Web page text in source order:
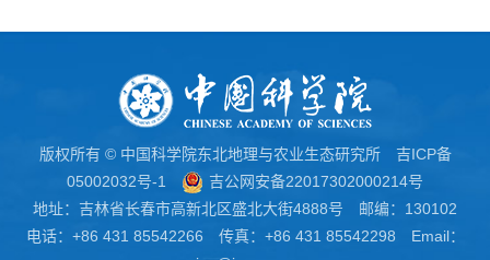
版权所有 © 中国科学院东北地理与农业生态研究所 吉ICP备
05002032号-1
吉公网安备22017302000214号
地址：吉林省长春市高新北区盛北大街4888号 邮编：130102
电话：+86 431 85542266 传真：+86 431 85542298 Email：